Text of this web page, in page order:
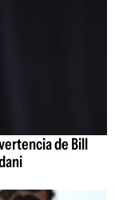
de Bill